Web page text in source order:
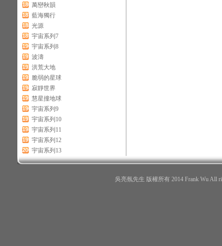
186 萬巒秋韻
187 藍海獨行
188 光源
189 宇宙系列7
190 宇宙系列8
191 波濤
192 洪荒大地
193 脆弱的星球
194 寂靜世界
195 慧星撞地球
196 宇宙系列9
197 宇宙系列10
198 宇宙系列11
199 宇宙系列12
200 宇宙系列13
吳亮氛先生 版權所有 2014 Frank Wu All